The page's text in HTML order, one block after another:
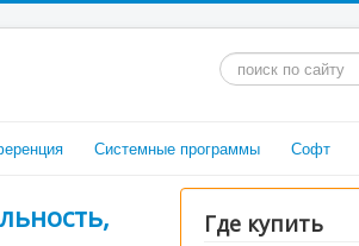
Искать...
Системные программы Софт
Где купить